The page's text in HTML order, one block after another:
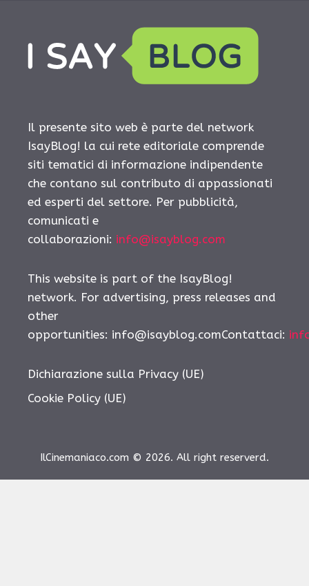
Il presente sito web è parte del network
IsayBlog! la cui rete editoriale comprende
siti tematici di informazione indipendente
che contano sul contributo di appassionati
ed esperti del settore. Per pubblicità,
comunicati e
collaborazioni: info@isayblog.com
This website is part of the IsayBlog!
network. For advertising, press releases and
other
opportunities: info@isayblog.comContattaci:
Dichiarazione sulla Privacy (UE)
Cookie Policy (UE)
IlCinemaniaco.com © 2026. All right reserverd.